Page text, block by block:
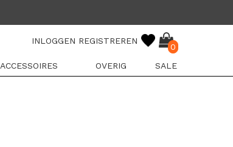
INLOGGEN REGISTREREN
0
ACCESSOIRES OVERIG SALE